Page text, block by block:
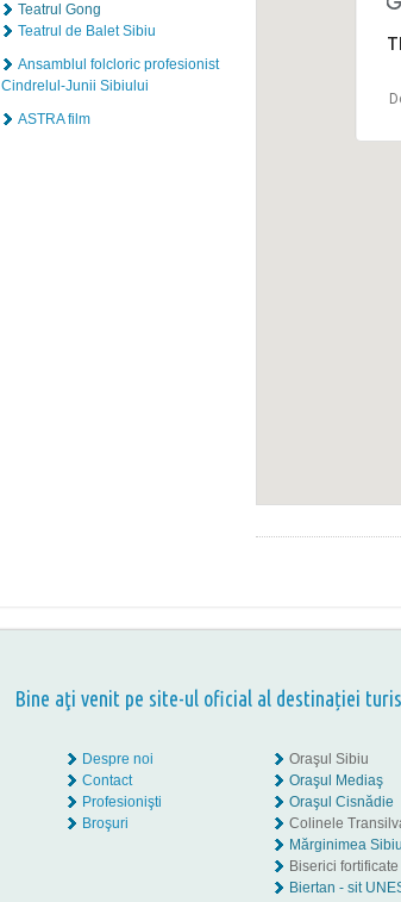
Teatrul Gong
Teatrul de Balet Sibiu
Ansamblul folcloric profesionist
Cindrelul-Junii Sibiului
ASTRA film
Bine aţi venit pe site-ul oficial al destinației
Despre noi
Contact
Profesionişti
Broşuri
Oraşul Sibiu
Oraşul Mediaş
Oraşul Cisnădie
Colinele
Mărginimea
Biserici fortificate
Biertan - sit